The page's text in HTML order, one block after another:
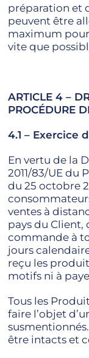
préparation et
peuvent être
maximum
vite que
ARTICLE 4 –
PROCÉDURE
4.1 – Exercice
En vertu de la
2011/83/UE du
du 25 octobre
ventes à
pays du Client,
commande à
jours
reçu les
motifs ni à
Tous les
faire l’objet
être intacts et